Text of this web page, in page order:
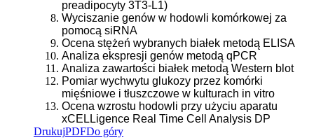
preadipocyty 3T3-L1)
Wyciszanie genów w hodowli komórkowej za
pomocą siRNA
Ocena stężeń wybranych białek metodą ELISA
Analiza ekspresji genów metodą qPCR
Analiza zawartości białek metodą Western blot
Pomiar wychwytu glukozy przez komórki
mięśniowe i tłuszczowe w kulturach in vitro
Ocena wzrostu hodowli przy użyciu aparatu
xCELLigence Real Time Cell Analysis DP
DrukujPDFDo góry